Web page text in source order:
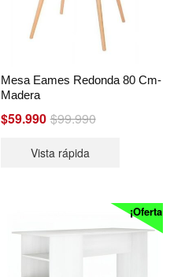
Mesa Eames Redonda 80 Cm-
Madera
$99.990Original
$59.990
Current
Vista rápida
¡Oferta!